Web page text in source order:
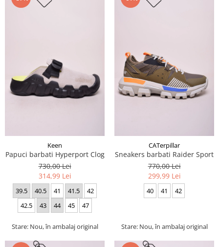
Keen
Papuci barbati Hyperport Clog
730,00 Lei
314,99 Lei
39.5 40.5 41 41.5
42
42.5
43 44 45 47
Stare: Nou, în ambalaj original
CATerpillar
Sneakers barbati Raider Sport
770,00 Lei
299,99 Lei
40 41 42
Stare: Nou, în ambalaj original